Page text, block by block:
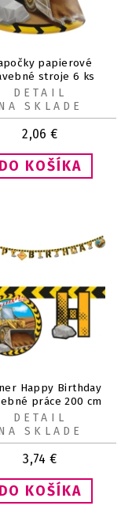
papierové
stroje 6 ks
2,06 €
DETAIL
SKLADE
Happy Birthday
práce 200 cm
3,74 €
DETAIL
SKLADE